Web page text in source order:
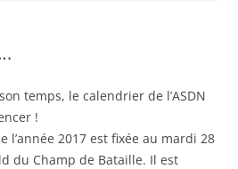
temps, le calendrier de l’ASDN
!
l’année 2017 est fixée au mardi 28
du Champ de Bataille. Il est